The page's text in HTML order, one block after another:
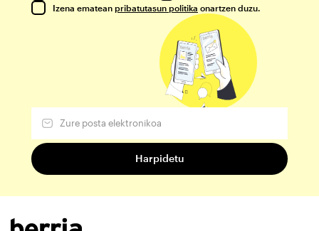
Izena ematean pribatutasun politika onartzen duzu.